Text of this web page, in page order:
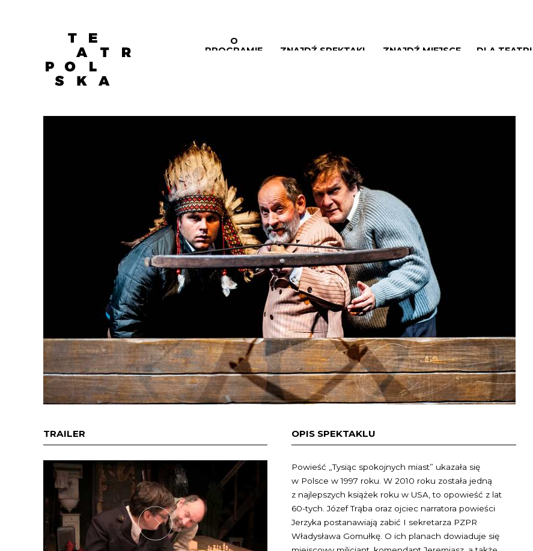
O
PROGRAMIE
ZNAJDŹ SPEKTAKL ZNAJDŹ MIEJSCE DLA
TRAILER OPIS SPEKTAKLU
Powieść „Tysiąc spokojnych miast” ukazała się
w Polsce w 1997 roku. W 2010 roku została jedną
z najlepszych książek roku w USA, to opowieść z lat
60-tych. Józef Trąba oraz ojciec narratora powieści
Jerzyka postanawiają zabić I sekretarza PZPR
Władysława Gomułkę. O ich planach dowiaduje się